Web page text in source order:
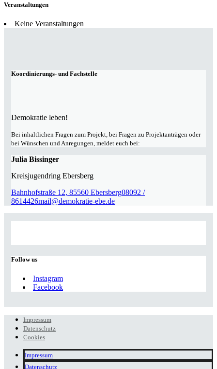
Veranstaltungen
Keine Veranstaltungen
Koordinierungs- und Fachstelle
Demokratie leben!
Bei inhaltlichen Fragen zum Projekt, bei Fragen zu Projektanträgen oder
bei Wünschen und Anregungen, meldet euch bei:
Julia Bissinger
Kreisjugendring Ebersberg
Bahnhofstraße 12, 85560 Ebersberg08092 /
8614426mail@demokratie-ebe.de
Follow us
Instagram
Facebook
Impressum
Datenschutz
Cookies
Impressum
Datenschutz